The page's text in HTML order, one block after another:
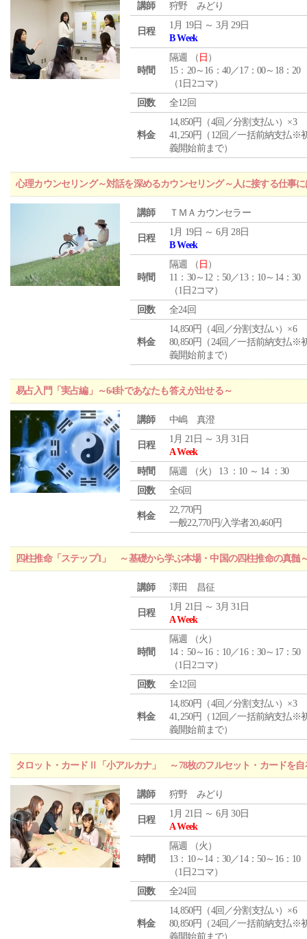
講師 狩野 みどり
日程
1月 19日 ～ 3月 29日
B Week
時間
隔週 （ 日 ）
15：20～16：40／17：00～18：20
（1日2コマ）
回数
全12回
料金
14,850円（4回／分割支払い）×3
41,250円（12回／一括前納支払※
義開始前まで）
心理カウンセリング～対話を深めるカウンセリング～人に接する仕事
講師 ＴＭＡカウンセラー
日程
1月 19日 ～ 6月 28日
B Week
時間
隔週 （ 日 ）
11：30～12：50／13：10～14：30
（1日2コマ）
回数
全24回
料金
14,850円（4回／分割支払い）×6
80,850円（24回／一括前納支払※
義開始前まで）
易占入門「実占編」～64卦であなたも答えが出せる～
講師 中嶋 真澄
日程
1月 21日 ～ 3月 31日
A Week
時間
隔週 （火 ） 13 ：10 ～ 14 ：30
回数
全6回
料金
22,770円
一般22,770円/入学者20,460円
四柱推命「ステップ1」 ～基礎から学ぶ本場・中国の四柱推命の真髄
講師 澤田 昌征
日程
1月 21日 ～ 3月 31日
A Week
時間
隔週 （火 ）
14：50～16：10／16：30～17：50
（1日2コマ）
回数
全12回
料金
14,850円（4回／分割支払い）×3
41,250円（12回／一括前納支払※
義開始前まで）
タロット・カードⅡ「小アルカナ」 ～78枚のフルセット・カードを自
講師 狩野 みどり
日程
1月 21日 ～ 6月 30日
A Week
時間
隔週 （火 ）
13：10～14：30／14：50～16：10
（1日2コマ）
回数
全24回
料金
14,850円（4回／分割支払い）×6
80,850円（24回／一括前納支払※
義開始前まで）